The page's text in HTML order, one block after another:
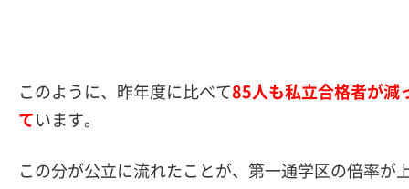
このように、昨年度に比べて85人も私立合格者が減
て います。
この分が公立に流れたことが、第一通学区の倍率が